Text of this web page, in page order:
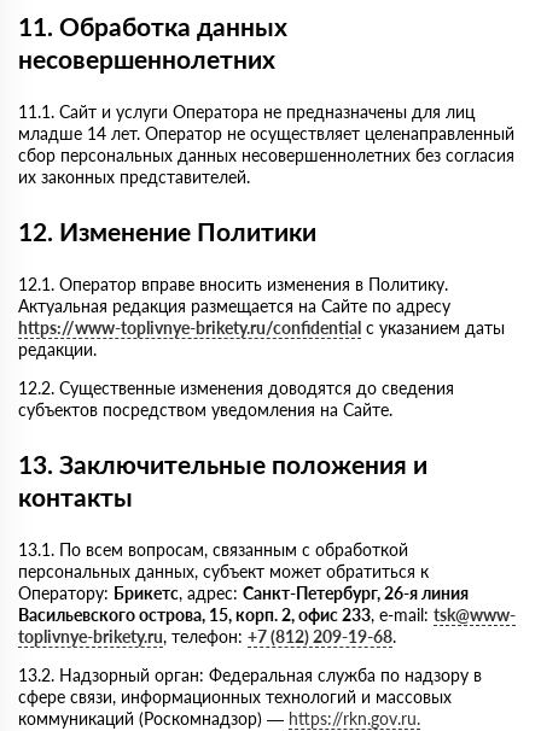
11. Обработка данных
несовершеннолетних
11.1. Сайт и услуги Оператора не предназначены для лиц
младше 14 лет. Оператор не осуществляет целенаправленный
сбор персональных данных несовершеннолетних без согласия
их законных представителей.
12. Изменение Политики
12.1. Оператор вправе вносить изменения в Политику.
Актуальная редакция размещается на Сайте по адресу
https://www-toplivnye-brikety.ru/confidential с указанием даты
редакции.
12.2. Существенные изменения доводятся до сведения
субъектов посредством уведомления на Сайте.
13. Заключительные положения и
контакты
13.1. По всем вопросам, связанным с обработкой
персональных данных, субъект может обратиться к
Оператору: Брикетс, адрес: Санкт-Петербург, 26-я линия
Васильевского острова, 15, корп. 2, офис 233, e-mail: tsk@www-
toplivnye-brikety.ru, телефон: +7 (812) 209-19-68.
13.2. Надзорный орган: Федеральная служба по надзору в
сфере связи, информационных технологий и массовых
коммуникаций (Роскомнадзор) — https://rkn.gov.ru.